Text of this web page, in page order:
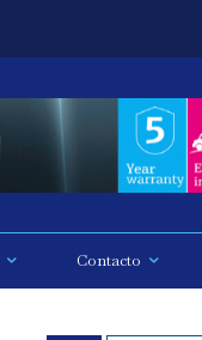
Contacto